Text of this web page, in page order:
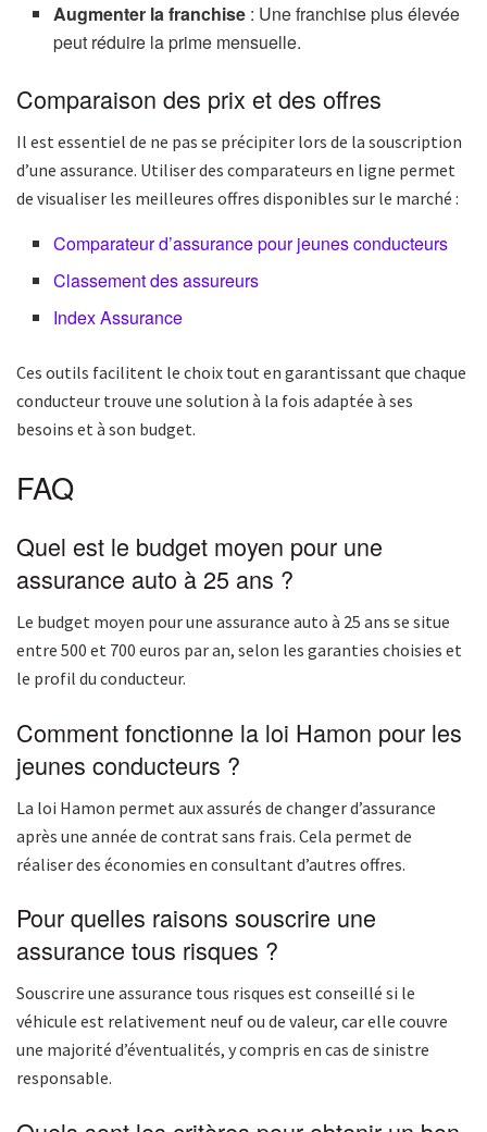
Augmenter la franchise : Une franchise plus élevée
peut réduire la prime mensuelle.
Comparaison des prix et des offres
Il est essentiel de ne pas se précipiter lors de la souscription
d’une assurance. Utiliser des comparateurs en ligne permet
de visualiser les meilleures offres disponibles sur le marché :
Comparateur d’assurance pour jeunes conducteurs
Classement des assureurs
Index Assurance
Ces outils facilitent le choix tout en garantissant que chaque
conducteur trouve une solution à la fois adaptée à ses
besoins et à son budget.
FAQ
Quel est le budget moyen pour une
assurance auto à 25 ans ?
Le budget moyen pour une assurance auto à 25 ans se situe
entre 500 et 700 euros par an, selon les garanties choisies et
le profil du conducteur.
Comment fonctionne la loi Hamon pour les
jeunes conducteurs ?
La loi Hamon permet aux assurés de changer d’assurance
après une année de contrat sans frais. Cela permet de
réaliser des économies en consultant d’autres offres.
Pour quelles raisons souscrire une
assurance tous risques ?
Souscrire une assurance tous risques est conseillé si le
véhicule est relativement neuf ou de valeur, car elle couvre
une majorité d’éventualités, y compris en cas de sinistre
responsable.